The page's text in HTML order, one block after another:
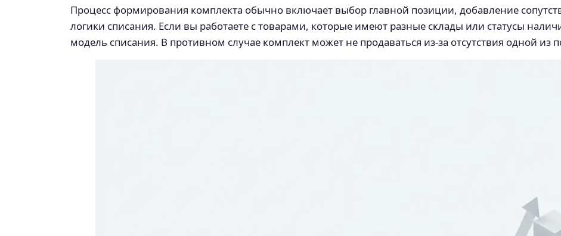
Процесс формирования комплекта обычно включает выбор главной позиции, добавление
логики списания. Если вы работаете с товарами, которые имеют разные склады или статусы
модель списания. В противном случае комплект может не продаваться из‑за отсутствия одной из